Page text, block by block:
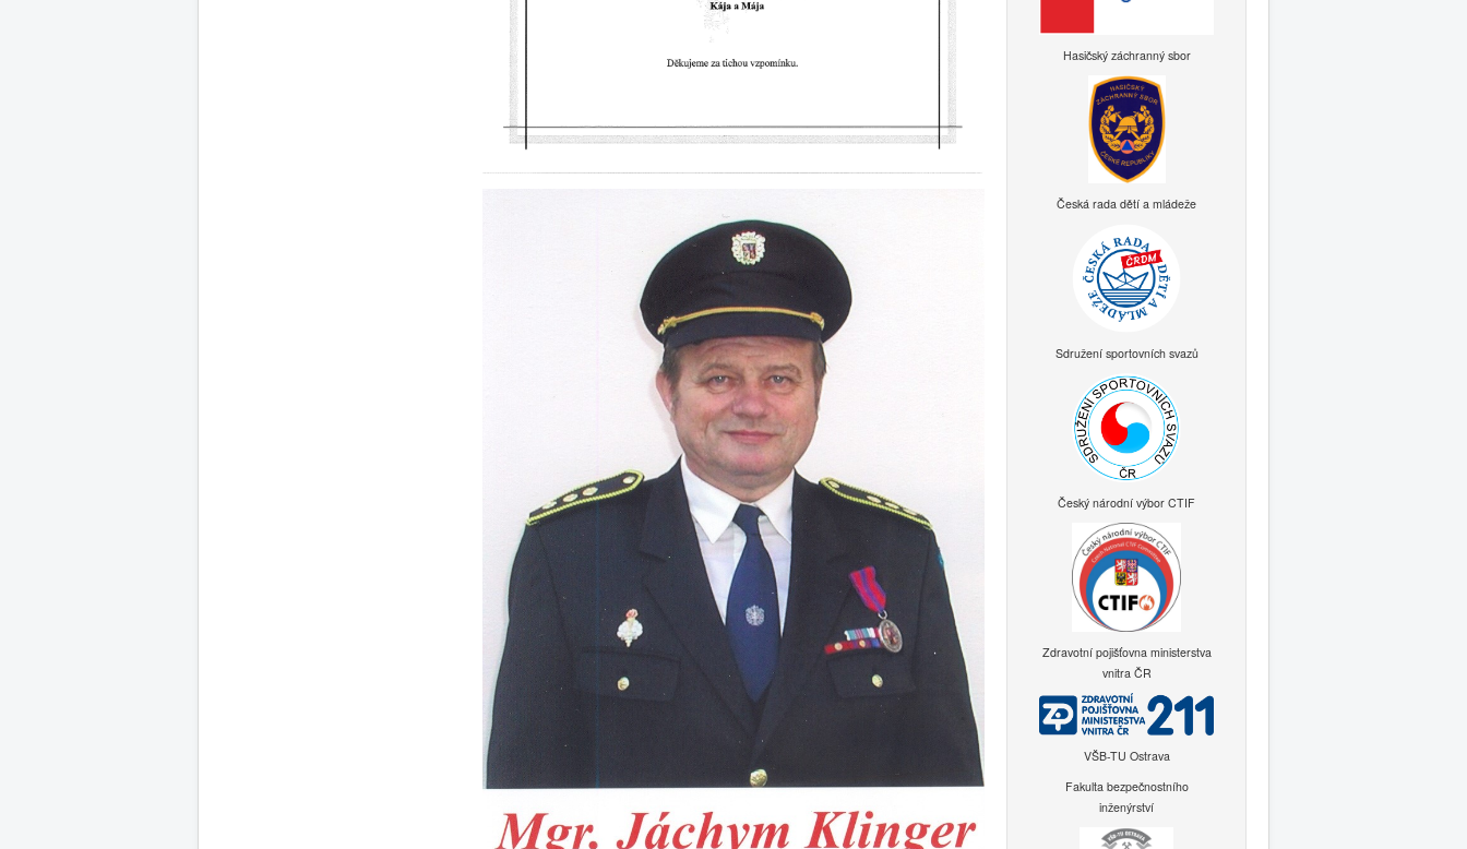
Hasičský záchranný sbor
Česká rada dětí a mládeže
Sdružení sportovních svazů
Český národní výbor CTIF
Zdravotní pojišťovna ministerstva
vnitra ČR
VŠB-TU Ostrava
Fakulta bezpečnostního
inženýrství